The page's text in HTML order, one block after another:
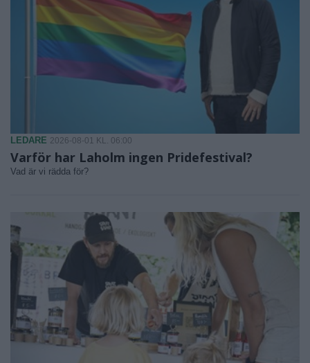
LEDARE 2026-08-01 KL. 06:00
Varför har Laholm ingen Pridefestival?
Vad är vi rädda för?